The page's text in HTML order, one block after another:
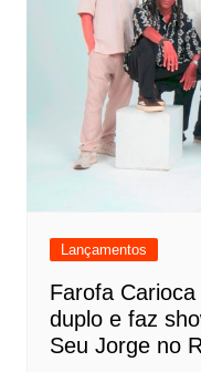
Lançamentos
Farofa
duplo e faz
Seu Jorge no